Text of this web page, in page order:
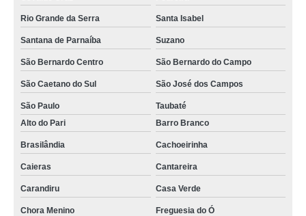
preço de retoque pintura automotiva Jaçanã
preço de reparo de pintura automotiva Parque Peruche
pinturas perolizadas automotivas Parque Mandaqui
pinturas internas automotivas Vila Albertina
valores de pintura texturizada automotiva Nossa Senhora do Ó
retoque pintura automotiva Imirim
valores de pintura interna automotiva Catanduva
valores de pintura texturizada automotiva Vila Nivi
reparo pintutas automotivas São José dos Campos
Rio Grande da Serra Santa Isabel
Santana de Parnaíba Suzano
São Bernardo Centro São Bernardo do Campo
São Caetano do Sul São José dos Campos
São Paulo
Taubaté
Alto do Pari
Barro Branco
Brasilândia Cachoeirinha
Caieras Cantareira
Carandiru Casa Verde
Chora Menino Freguesia do Ó